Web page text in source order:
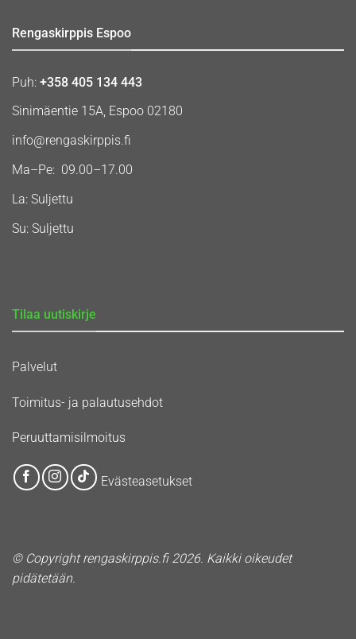
Rengaskirppis Espoo
Puh: +358 405 134 443
Sinimäentie 15A, Espoo 02180
info@rengaskirppis.fi
Ma–Pe: 09.00–17.00
La: Suljettu
Su: Suljettu
Tilaa uutiskirje
Palvelut
Toimitus- ja palautusehdot
Peruuttamisilmoitus
Evästeasetukset
© Copyright rengaskirppis.fi 2026. Kaikki oikeudet
pidätetään.